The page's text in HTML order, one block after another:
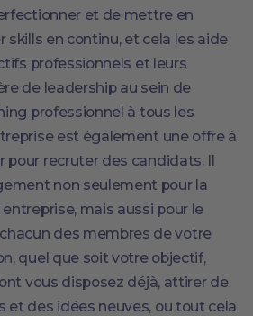
et de mettre en
skills en continu, et cela les aide
professionnels et leurs
de leadership au sein de
professionnel à tous les
est également une offre à
pour recruter des candidats. Il
non seulement pour la
mais aussi pour le
des membres de votre
quel que soit votre objectif,
vous disposez déjà, attirer de
et des idées neuves, ou tout cela